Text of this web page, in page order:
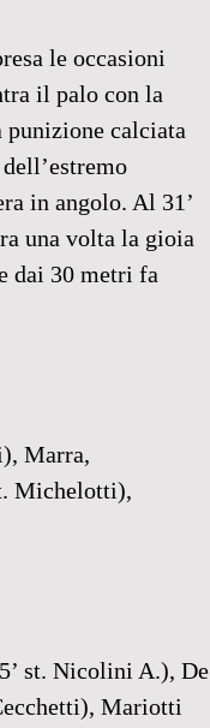
le occasioni
il palo con la
calciata
in angolo. Al 31’
una volta la gioia
dai 30 metri fa
Marra,
Michelotti),
st. Nicolini A.), De
Mariotti